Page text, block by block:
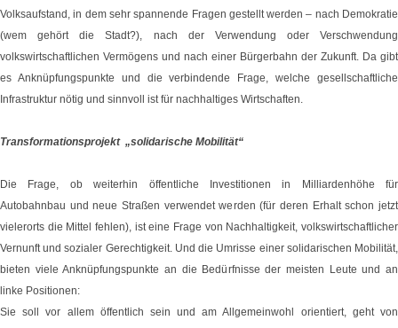
Volksaufstand, in dem sehr spannende Fragen gestellt werden – nach Demokratie
(wem gehört die Stadt?), nach der Verwendung oder Verschwendung
volkswirtschaftlichen Vermögens und nach einer Bürgerbahn der Zukunft. Da gibt
es Anknüpfungspunkte und die verbindende Frage, welche gesellschaftliche
Infrastruktur nötig und sinnvoll ist für nachhaltiges Wirtschaften.
Transformationsprojekt „solidarische Mobilität“
Die Frage, ob weiterhin öffentliche Investitionen in Milliardenhöhe für
Autobahnbau und neue Straßen verwendet werden (für deren Erhalt schon jetzt
vielerorts die Mittel fehlen), ist eine Frage von Nachhaltigkeit, volkswirtschaftlicher
Vernunft und sozialer Gerechtigkeit. Und die Umrisse einer solidarischen Mobilität,
bieten viele Anknüpfungspunkte an die Bedürfnisse der meisten Leute und an
linke Positionen:
Sie soll vor allem öffentlich sein und am Allgemeinwohl orientiert, geht von